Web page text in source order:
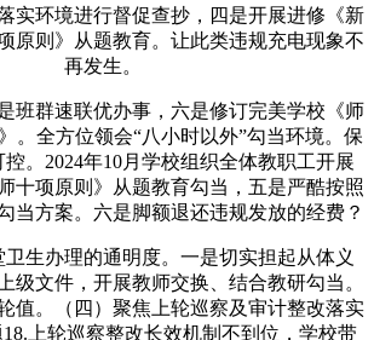
实环境进行督促查抄，四是开展进修《新
原则》从题教育。让此类违规充电现象不
再发生。
群速联优办事，六是修订完美学校《师
。全方位领会“八小时以外”勾当环境。保
。2024年10月学校组织全体教职工开展
十项原则》从题教育勾当，五是严酷按照
当方案。六是脚额退还违规发放的经费？
办理的通明度。一是切实担起从体义
级文件，开展教师交换、结合教研勾当。
值。（四）聚焦上轮巡察及审计整改落实
上轮巡察整改长效机制不到位，学校带